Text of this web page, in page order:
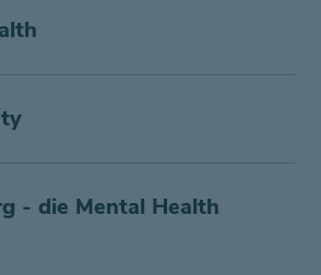
- die Mental Health